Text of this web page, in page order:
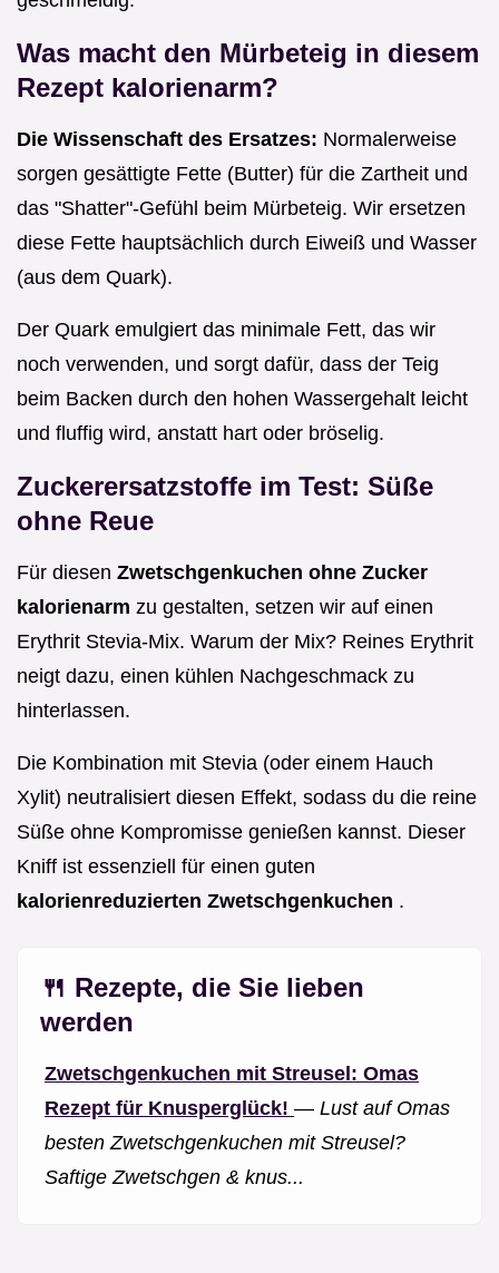
Was macht den Mürbeteig in diesem
Rezept kalorienarm?
Die Wissenschaft des Ersatzes: Normalerweise
sorgen gesättigte Fette (Butter) für die Zartheit und
das "Shatter"-Gefühl beim Mürbeteig. Wir ersetzen
diese Fette hauptsächlich durch Eiweiß und Wasser
(aus dem Quark).
Der Quark emulgiert das minimale Fett, das wir
noch verwenden, und sorgt dafür, dass der Teig
beim Backen durch den hohen Wassergehalt leicht
und fluffig wird, anstatt hart oder bröselig.
Zuckerersatzstoffe im Test: Süße
ohne Reue
Für diesen Zwetschgenkuchen ohne Zucker
kalorienarm zu gestalten, setzen wir auf einen
Erythrit Stevia-Mix. Warum der Mix? Reines Erythrit
neigt dazu, einen kühlen Nachgeschmack zu
hinterlassen.
Die Kombination mit Stevia (oder einem Hauch
Xylit) neutralisiert diesen Effekt, sodass du die reine
Süße ohne Kompromisse genießen kannst. Dieser
Kniff ist essenziell für einen guten
kalorienreduzierten Zwetschgenkuchen .
🍴 Rezepte, die Sie lieben
werden
Zwetschgenkuchen mit Streusel: Omas
Rezept für Knusperglück! — Lust auf Omas
besten Zwetschgenkuchen mit Streusel?
Saftige Zwetschgen & knus...